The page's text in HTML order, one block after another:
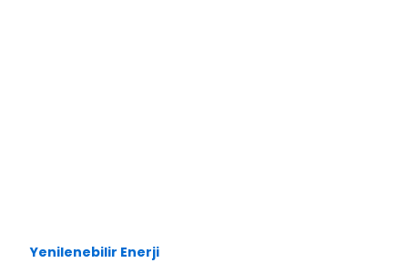
Yenilenebilir Enerji